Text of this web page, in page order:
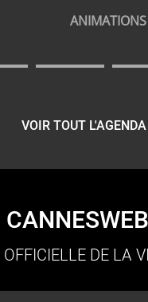
ANIMATIONS
VOIR TOUT L'AGENDA
DE LA